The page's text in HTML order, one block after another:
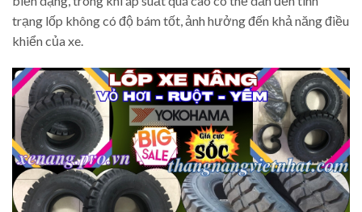
trạng lốp không có độ bám tốt, ảnh hưởng đến khả năng điều
khiển của xe.